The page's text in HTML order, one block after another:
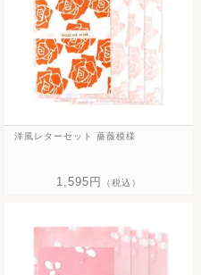
洋風レターセット 薔薇模様
1,595円 （税込）